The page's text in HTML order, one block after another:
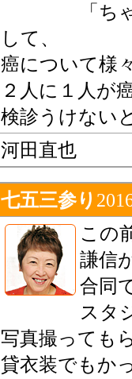
「
して、
癌について様
２人に１人が
検診うけない
河田直也
七五三参り
この
謙信
合同
スタ
写真撮っても
貸衣装でもか